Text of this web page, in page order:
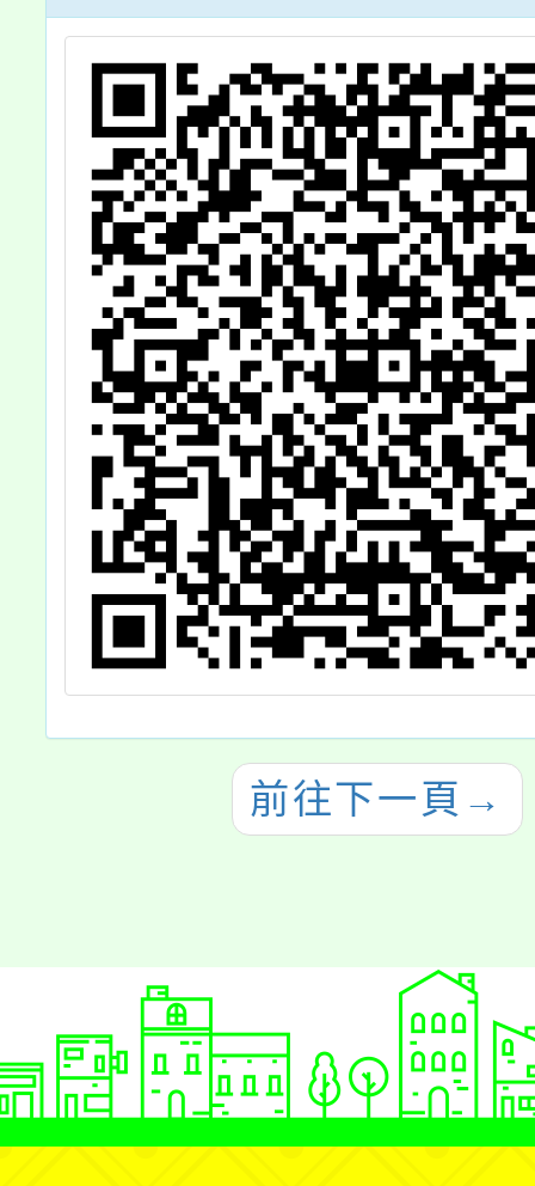
戲，檢附活動
DM電子檔(如附
件)，敬請貴機關
協助放置於公開
場所、官網、
Line、
Facebook粉絲
團或其他宣導管
道協助推廣，宣
導民眾、所屬同
仁踴躍參加，請
查照。
場)」
式》
驗班(
場)」
息，
名參
前往下一頁 →